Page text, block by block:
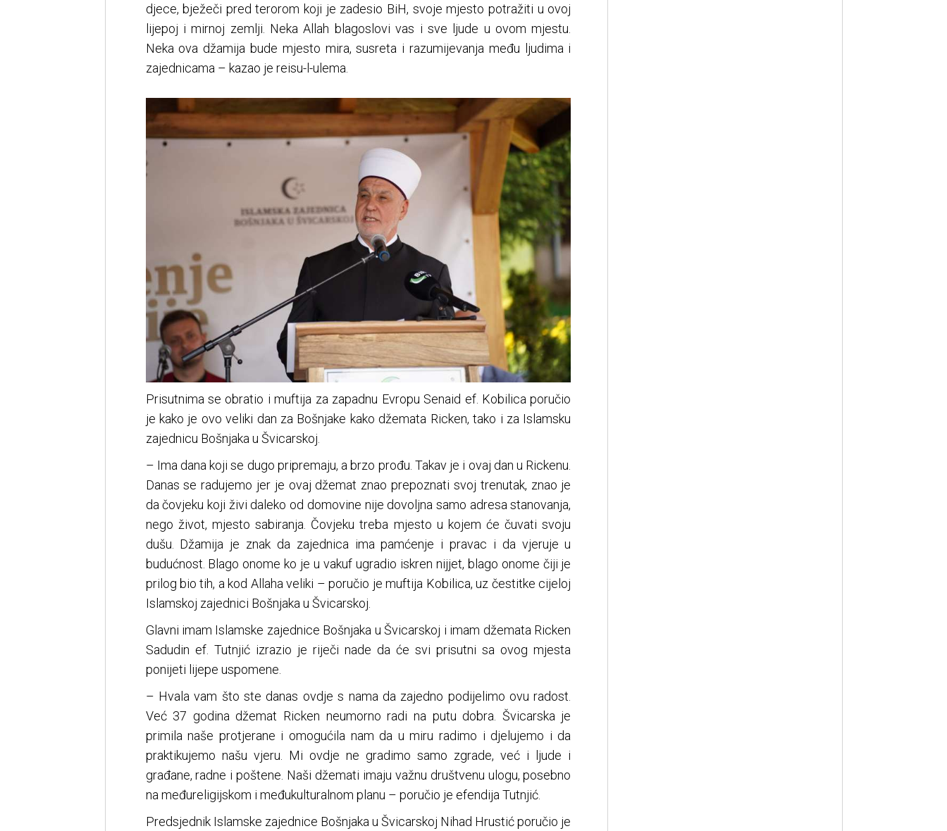
djece, bježeči pred terorom koji je zadesio BiH, svoje mjesto potražiti u ovoj
lijepoj i mirnoj zemlji. Neka Allah blagoslovi vas i sve ljude u ovom mjestu.
Neka ova džamija bude mjesto mira, susreta i razumijevanja među ljudima i
zajednicama – kazao je reisu-l-ulema.
Prisutnima se obratio i muftija za zapadnu Evropu Senaid ef. Kobilica poručio
je kako je ovo veliki dan za Bošnjake kako džemata Ricken, tako i za Islamsku
zajednicu Bošnjaka u Švicarskoj.
– Ima dana koji se dugo pripremaju, a brzo prođu. Takav je i ovaj dan u Rickenu.
Danas se radujemo jer je ovaj džemat znao prepoznati svoj trenutak, znao je
da čovjeku koji živi daleko od domovine nije dovoljna samo adresa stanovanja,
nego život, mjesto sabiranja. Čovjeku treba mjesto u kojem će čuvati svoju
dušu. Džamija je znak da zajednica ima pamćenje i pravac i da vjeruje u
budućnost. Blago onome ko je u vakuf ugradio iskren nijjet, blago onome čiji je
prilog bio tih, a kod Allaha veliki – poručio je muftija Kobilica, uz čestitke cijeloj
Islamskoj zajednici Bošnjaka u Švicarskoj.
Glavni imam Islamske zajednice Bošnjaka u Švicarskoj i imam džemata Ricken
Sadudin ef. Tutnjić izrazio je riječi nade da će svi prisutni sa ovog mjesta
ponijeti lijepe uspomene.
– Hvala vam što ste danas ovdje s nama da zajedno podijelimo ovu radost.
Već 37 godina džemat Ricken neumorno radi na putu dobra. Švicarska je
primila naše protjerane i omogućila nam da u miru radimo i djelujemo i da
praktikujemo našu vjeru. Mi ovdje ne gradimo samo zgrade, već i ljude i
građane, radne i poštene. Naši džemati imaju važnu društvenu ulogu, posebno
na međureligijskom i međukulturalnom planu – poručio je efendija Tutnjić.
Predsjednik Islamske zajednice Bošnjaka u Švicarskoj Nihad Hrustić poručio je